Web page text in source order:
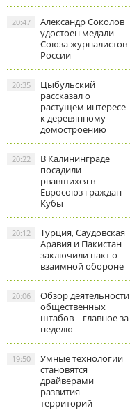
Александр Соколов
удостоен медали
Союза журналистов
России
20:47
Цыбульский
рассказал о
растущем интересе
к деревянному
домостроению
20:35
В Калининграде
посадили
рвавшихся в
Евросоюз граждан
Кубы
20:22
Турция, Саудовская
Аравия и Пакистан
заключили пакт о
взаимной обороне
20:12
Обзор деятельности
общественных
штабов – главное за
неделю
20:06
Умные технологии
становятся
драйверами
развития
территорий
19:50